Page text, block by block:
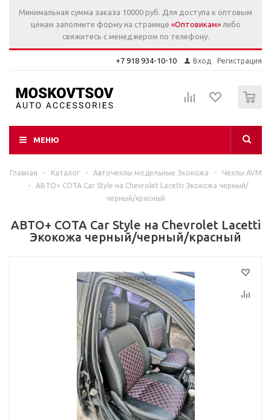
Минимальная сумма заказа 10000 руб. Для доступа к оптовым
ценам заполните форму на странице «Оптовикам»либо
свяжитесь с менеджером по телефону.
Вход Регистрация
+7 918 934-10-10
МЕНЮ
Главная - Каталог - Авточехлы модельные Экокожа -
Чехлы AVM
-
АВТО+ СОТА Car Style на Chevrolet Lacetti Экокожа черный/
черный/красный
АВТО+ СОТА Car Style на Chevrolet Lacetti
Экокожа черный/черный/красный